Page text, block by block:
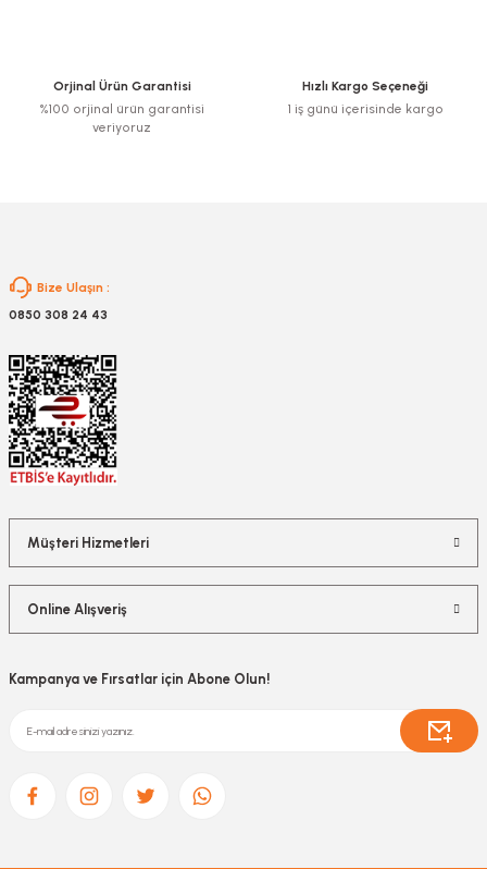
Bu ürüne benzer farklı alternatifler olmalı.
Orjinal Ürün Garantisi
%100 orjinal ürün garantisi
veriyoruz
Hızlı Kargo Seçeneği
1 iş günü içerisinde kargo
Bize Ulaşın :
0850 308 24 43
Müşteri Hizmetleri
Online Alışveriş
Kampanya ve Fırsatlar için Abone Olun!